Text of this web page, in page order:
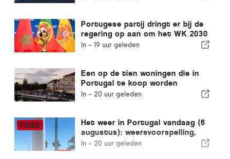
Portugese partij dringt er bij de
regering op aan om het WK 2030
in Marokko te heroverwegen
In - 19 uur geleden
Een op de tien woningen die in
Portugal te koop worden
aangeboden, wordt binnen een
In - 20 uur geleden
Het weer in Portugal vandaag (6
augustus): weersvoorspelling,
temperaturen en wat je kunt
In - 20 uur geleden